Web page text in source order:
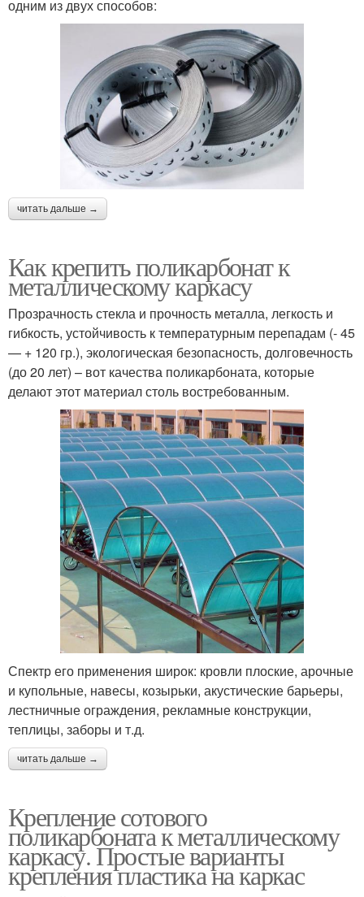
одним из двух способов:
читать дальше →
Как крепить поликарбонат к
металлическому каркасу
Прозрачность стекла и прочность металла, легкость и
гибкость, устойчивость к температурным перепадам (- 45
— + 120 гр.), экологическая безопасность, долговечность
(до 20 лет) – вот качества поликарбоната, которые
делают этот материал столь востребованным.
Спектр его применения широк: кровли плоские, арочные
и купольные, навесы, козырьки, акустические барьеры,
лестничные ограждения, рекламные конструкции,
теплицы, заборы и т.д.
читать дальше →
Крепление сотового
поликарбоната к металлическому
каркасу. Простые варианты
крепления пластика на каркас